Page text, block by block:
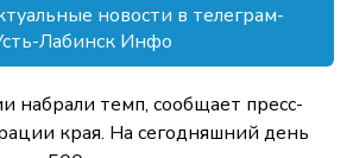
новости в телеграм-
Лабинск Инфо
набрали темп, сообщает пресс-
края. На сегодняшний день